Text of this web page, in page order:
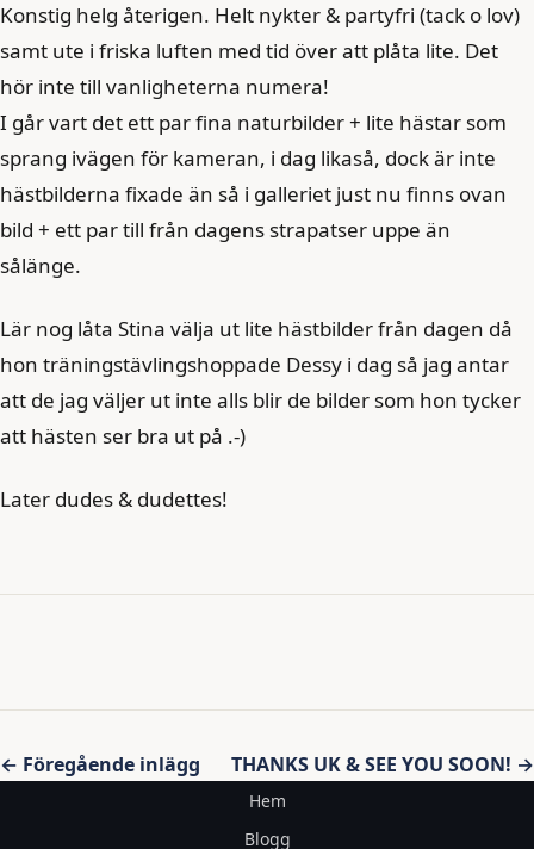
Konstig helg återigen. Helt nykter & partyfri (tack o lov)
samt ute i friska luften med tid över att plåta lite. Det
hör inte till vanligheterna numera!
I går vart det ett par fina naturbilder + lite hästar som
sprang ivägen för kameran, i dag likaså, dock är inte
hästbilderna fixade än så i galleriet just nu finns ovan
bild + ett par till från dagens strapatser uppe än
sålänge.
Lär nog låta Stina välja ut lite hästbilder från dagen då
hon träningstävlingshoppade Dessy i dag så jag antar
att de jag väljer ut inte alls blir de bilder som hon tycker
att hästen ser bra ut på .-)
Later dudes & dudettes!
Inläggsnavigering
← Föregående inlägg THANKS UK & SEE YOU SOON! →
Hem
Blogg